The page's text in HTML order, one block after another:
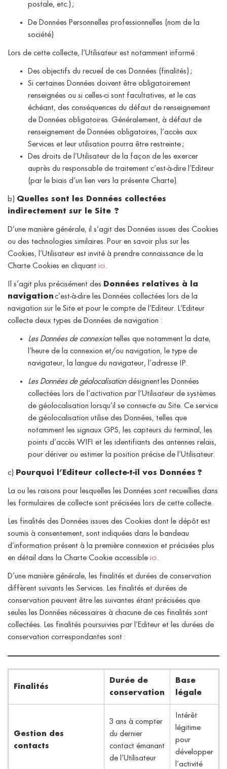
postale, etc.) ;
De Données Personnelles professionnelles (nom de la
société)
Lors de cette collecte, l’Utilisateur est notamment informé :
Des objectifs du recueil de ces Données (finalités) ;
Si certaines Données doivent être obligatoirement
renseignées ou si celles-ci sont facultatives, et le cas
échéant, des conséquences du défaut de renseignement
de Données obligatoires. Généralement, à défaut de
renseignement de Données obligatoires, l’accès aux
Services et leur utilisation pourra être restreinte ;
Des droits de l’Utilisateur de la façon de les exercer
auprès du responsable de traitement c’est-à-dire l’Editeur
(par le biais d’un lien vers la présente Charte).
b) Quelles sont les Données collectées
indirectement sur le Site ?
D’une manière générale, il s’agit des Données issues des Cookies
ou des technologies similaires. Pour en savoir plus sur les
Cookies, l’Utilisateur est invité à prendre connaissance de la
Charte Cookies en cliquant ici .
Il s’agit plus précisément des Données relatives à la
navigationc’est-à-dire les Données collectées lors de la
navigation sur le Site et pour le compte de l’Editeur. L’Editeur
collecte deux types de Données de navigation :
Les Données de connexiontelles que notamment la date,
l’heure de la connexion et/ou navigation, le type de
navigateur, la langue du navigateur, l’adresse IP.
Les Données de géolocalisationdésignent les Données
collectées lors de l’activation par l’Utilisateur de systèmes
de géolocalisation lorsqu’il se connecte au Site. Ce service
de géolocalisation utilise des Données, telles que
notamment les signaux GPS, les capteurs du terminal, les
points d’accès WIFI et les identifiants des antennes relais,
pour dériver ou estimer la position précise de l’Utilisateur.
c) Pourquoi l’Editeur collecte-t-il vos Données ?
La ou les raisons pour lesquelles les Données sont recueillies dans
les formulaires de collecte sont précisées lors de cette collecte.
Les finalités des Données issues des Cookies dont le dépôt est
soumis à consentement, sont indiquées dans le bandeau
d’information présent à la première connexion et précisées plus
en détail dans la Charte Cookie accessible ici .
D’une manière générale, les finalités et durées de conservation
diffèrent suivants les Services. Les finalités et durées de
conservation peuvent être les suivantes étant précisées que
seules les Données nécessaires à chacune de ces finalités sont
collectées. Les finalités poursuivies par l’Editeur et les durées de
conservation correspondantes sont :
Finalités
Durée de
conservation
Base
légale
Gestion des
contacts
3 ans à compter
du dernier
contact émanant
de l’Utilisateur
Intérêt
légitime
pour
développer
l’activité